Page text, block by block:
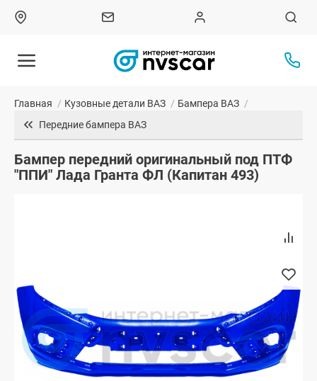
Главная / Кузовные детали ВАЗ / Бампера ВАЗ /
Передние бампера ВАЗ
Бампер передний оригинальный под ПТФ
"ППИ" Лада Гранта ФЛ (Капитан 493)